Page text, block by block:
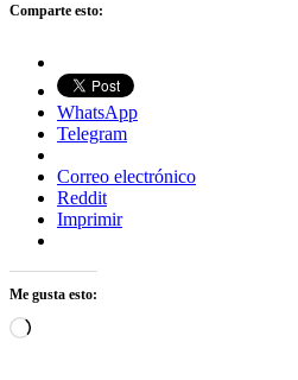
Comparte esto:
WhatsApp
Telegram
Correo electrónico
Reddit
Imprimir
Me gusta esto:
Cargando...